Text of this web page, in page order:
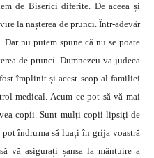
de Biserici diferite. De aceea și
la nașterea de prunci. Într-adevăr
nu putem spune că nu se poate
de prunci. Dumnezeu va judeca
împlinit și acest scop al familiei
medical. Acum ce pot să vă mai
copii. Sunt mulți copii lipsiți de
pot îndruma să luați în grija voastră
vă asigurați șansa la mântuire a